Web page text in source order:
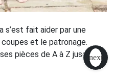
s’est fait aider par une
et le patronage.
pièces de A à Z jusqu’à